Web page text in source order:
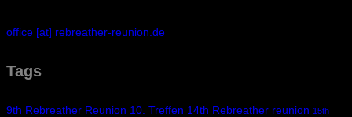
office [at] rebreather-reunion.de
Tags
9th Rebreather Reunion 10. Treffen 14th Rebreather reunion 15th